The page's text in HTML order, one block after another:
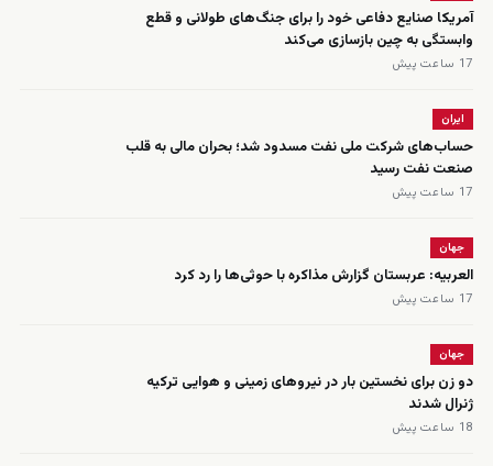
آمریکا صنایع دفاعی خود را برای جنگ‌های طولانی و قطع
وابستگی به چین بازسازی می‌کند
17 ساعت پیش
ایران
حساب‌های شرکت ملی نفت مسدود شد؛ بحران مالی به قلب
صنعت نفت رسید
17 ساعت پیش
جهان
العربیه: عربستان گزارش مذاکره با حوثی‌ها را رد کرد
17 ساعت پیش
جهان
دو زن برای نخستین بار در نیروهای زمینی و هوایی ترکیه
ژنرال شدند
18 ساعت پیش